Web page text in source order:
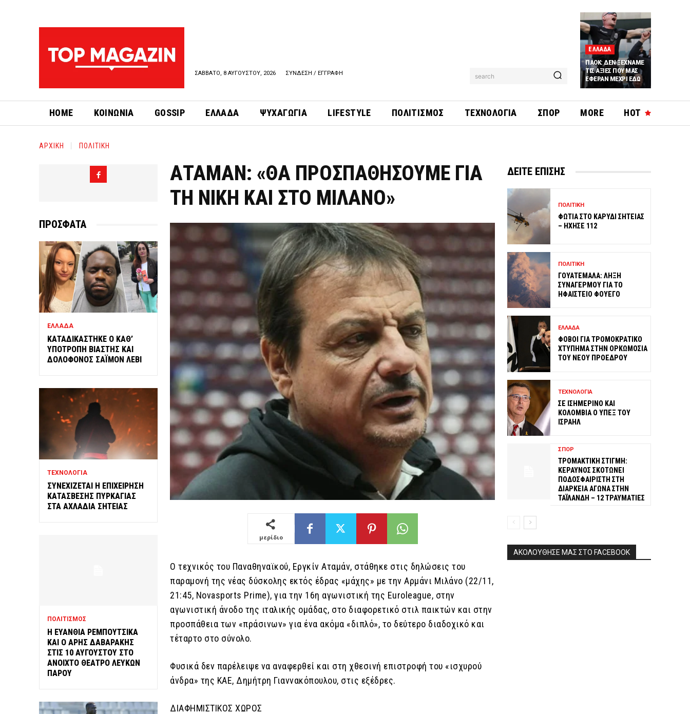
ΣΑΒΒΑΤΟ, 8 ΑΥΓΟΥΣΤΟΥ, 2026 ΣΥΝΔΕΣΗ / ΕΓΓΡΑΦΗ search
ΕΛΛΑΔΑ
ΠΑΟΚ: ΔΕΝ ΞΕΧΝΑΜΕ
ΤΙΣ ΑΞΙΕΣ ΠΟΥ ΜΑΣ
ΕΦΕΡΑΝ ΜΕΧΡΙ ΕΔΩ
HOT
HOME ΚΟΙΝΩΝΙΑ GOSSIP ΕΛΛΑΔΑ ΨΥΧΑΓΩΓΙΑ LIFESTYLE ΠΟΛΙΤΙΣΜΟΣ ΤΕΧΝΟΛΟΓΙΑ ΣΠΟΡ MORE
ΑΡΧΙΚΗ ΠΟΛΙΤΙΚΗ
ΠΡΟΣΦΑΤΑ
ΕΛΛΑΔΑ
ΚΑΤΑΔΙΚΑΣΤΗΚΕ Ο ΚΑΘ’
ΥΠΟΤΡΟΠΗ ΒΙΑΣΤΗΣ ΚΑΙ
ΔΟΛΟΦΟΝΟΣ ΣΑΪΜΟΝ ΛΕΒΙ
ΤΕΧΝΟΛΟΓΙΑ
ΣΥΝΕΧΙΖΕΤΑΙ Η ΕΠΙΧΕΙΡΗΣΗ
ΚΑΤΑΣΒΕΣΗΣ ΠΥΡΚΑΓΙΑΣ
ΣΤΑ ΑΧΛΑΔΙΑ ΣΗΤΕΙΑΣ
ΠΟΛΙΤΙΣΜΟΣ
Η ΕΥΑΝΘΙΑ ΡΕΜΠΟΥΤΣΙΚΑ
ΚΑΙ Ο ΑΡΗΣ ΔΑΒΑΡΑΚΗΣ
ΣΤΙΣ 10 ΑΥΓΟΥΣΤΟΥ ΣΤΟ
ΑΝΟΙΧΤΟ ΘΕΑΤΡΟ ΛΕΥΚΩΝ
ΠΑΡΟΥ
ΑΤΑΜΑΝ: «ΘΑ ΠΡΟΣΠΑΘΗΣΟΥΜΕ ΓΙΑ
ΤΗ ΝΙΚΗ ΚΑΙ ΣΤΟ ΜΙΛΑΝΟ»
μερίδιο
Ο τεχνικός του Παναθηναϊκού, Εργκίν Αταμάν, στάθηκε στις δηλώσεις του
παραμονή της νέας δύσκολης εκτός έδρας «μάχης» με την Αρμάνι Μιλάνο (22/11,
21:45, Novasports Prime), για την 16η αγωνιστική της Euroleague, στην
αγωνιστική άνοδο της ιταλικής ομάδας, στο διαφορετικό στιλ παικτών και στην
προσπάθεια των «πράσινων» για ένα ακόμα «διπλό», το δεύτερο διαδοχικό και
τέταρτο στο σύνολο.
Φυσικά δεν παρέλειψε να αναφερθεί και στη χθεσινή επιστροφή του «ισχυρού
άνδρα» της ΚΑΕ, Δημήτρη Γιαννακόπουλου, στις εξέδρες.
ΔΙΑΦΗΜΙΣΤΙΚΟΣ ΧΩΡΟΣ
ΔΕΙΤΕ ΕΠΙΣΗΣ
ΠΟΛΙΤΙΚΗ
ΦΩΤΙΑ ΣΤΟ ΚΑΡΥΔΙ ΣΗΤΕΙΑΣ
– ΗΧΗΣΕ 112
ΠΟΛΙΤΙΚΗ
ΓΟΥΑΤΕΜΑΛΑ: ΛΗΞΗ
ΣΥΝΑΓΕΡΜΟΥ ΓΙΑ ΤΟ
ΗΦΑΙΣΤΕΙΟ ΦΟΥΕΓΟ
ΕΛΛΑΔΑ
ΦΟΒΟΙ ΓΙΑ ΤΡΟΜΟΚΡΑΤΙΚΟ
ΧΤΥΠΗΜΑ ΣΤΗΝ ΟΡΚΩΜΟΣΙΑ
ΤΟΥ ΝΕΟΥ ΠΡΟΕΔΡΟΥ
ΤΕΧΝΟΛΟΓΙΑ
ΣΕ ΙΣΗΜΕΡΙΝΟ ΚΑΙ
ΚΟΛΟΜΒΙΑ Ο ΥΠΕΞ ΤΟΥ
ΙΣΡΑΗΛ
ΣΠΟΡ
ΤΡΟΜΑΚΤΙΚΗ ΣΤΙΓΜΗ:
ΚΕΡΑΥΝΟΣ ΣΚΟΤΩΝΕΙ
ΠΟΔΟΣΦΑΙΡΙΣΤΗ ΣΤΗ
ΔΙΑΡΚΕΙΑ ΑΓΩΝΑ ΣΤΗΝ
ΤΑΪΛΑΝΔΗ – 12 ΤΡΑΥΜΑΤΙΕΣ
ΑΚΟΛΟΥΘΗΣΕ ΜΑΣ ΣΤΟ FACEBOOK